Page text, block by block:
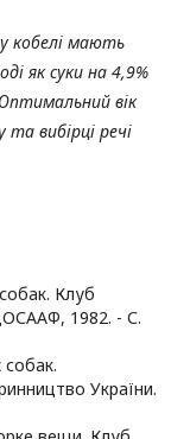
кобелі мають
як суки на 4,9%
вік
та вибірці речі
Клуб
1982. - С.
України.